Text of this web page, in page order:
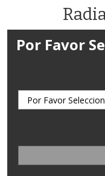
Por Favor